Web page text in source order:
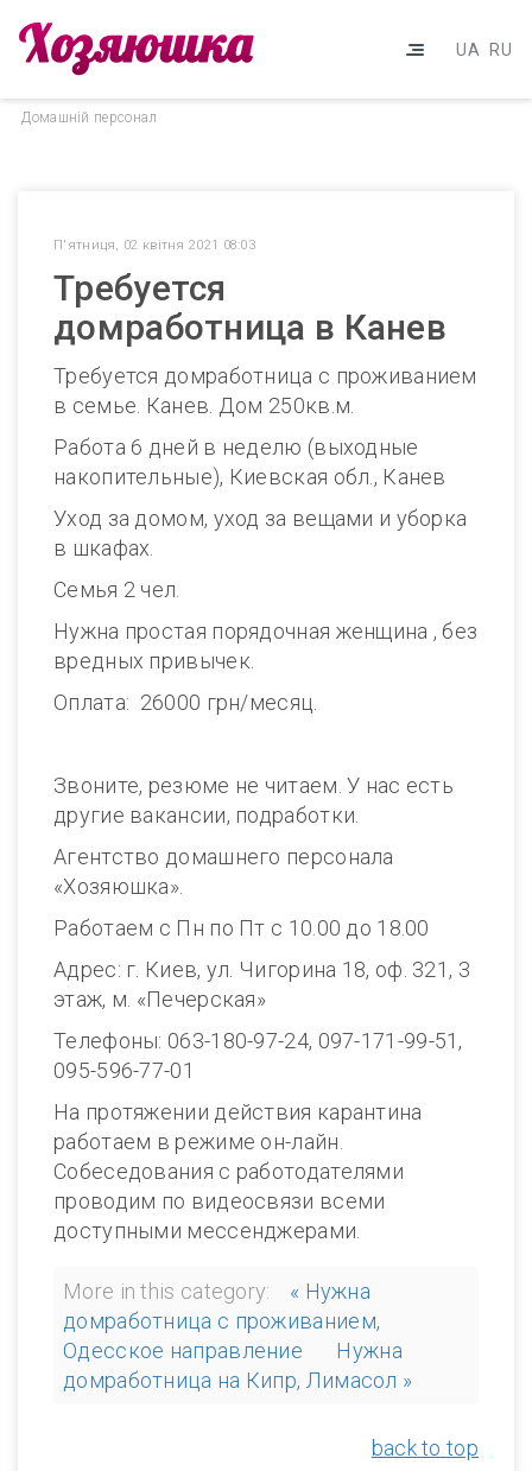
UA RU
Домашнiй персонал
П'ятниця, 02 квітня 2021 08:03
Требуется
домработница в Канев
Требуется домработница с проживанием
в семье. Канев. Дом 250кв.м.
Работа 6 дней в неделю (выходные
накопительные), Киевская обл., Канев
Уход за домом, уход за вещами и уборка
в шкафах.
Семья 2 чел.
Нужна простая порядочная женщина , без
вредных привычек.
Оплата: 26000 грн/месяц.
Звоните, резюме не читаем. У нас есть
другие вакансии, подработки.
Агентство домашнего персонала
«Хозяюшка».
Работаем с Пн по Пт с 10.00 до 18.00
Адрес: г. Киев, ул. Чигорина 18, оф. 321, 3
этаж, м. «Печерская»
Телефоны: 063-180-97-24, 097-171-99-51,
095-596-77-01
На протяжении действия карантина
работаем в режиме он-лайн.
Собеседования с работодателями
проводим по видеосвязи всеми
доступными мессенджерами.
More in this category:
« Нужна
домработница с проживанием,
Одесское направление
Нужна
домработница на Кипр, Лимасол »
back to top